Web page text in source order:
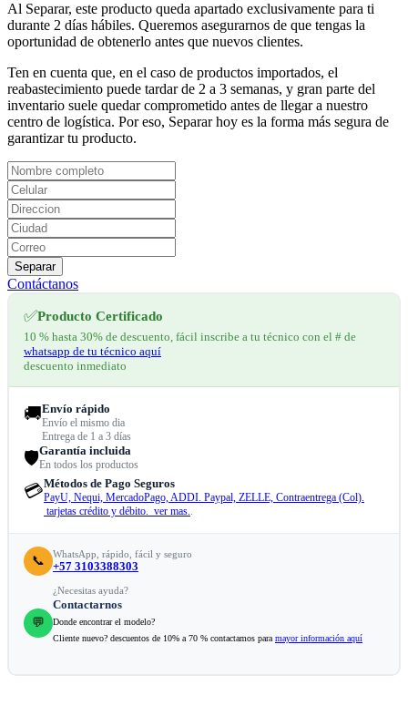
Al Separar, este producto queda apartado exclusivamente para ti
durante 2 días hábiles. Queremos asegurarnos de que tengas la
oportunidad de obtenerlo antes que nuevos clientes.
Ten en cuenta que, en el caso de productos importados, el
reabastecimiento puede tardar de 2 a 3 semanas, y gran parte del
inventario suele quedar comprometido antes de llegar a nuestro
centro de logística. Por eso, Separar hoy es la forma más segura de
garantizar tu producto.
Separar
Contáctanos
✅Producto Certificado
10 % hasta 30% de descuento, fácil inscribe a tu técnico con el # de
whatsapp de tu técnico aquí
descuento inmediato
🚚Envío rápido
Envío el mismo dia
Entrega de 1 a 3 días
🛡️Garantía incluida
En todos los productos
💳Métodos de Pago Seguros
PayU, Nequi, MercadoPago, ADDI. Paypal, ZELLE, Contraentrega (Col).
tarjetas crédito y débito. ver mas..
📞 WhatsApp, rápido, fácil y seguro
+57 3103388303
💬
¿Necesitas ayuda?
Contactarnos
Donde encontrar el modelo?
Cliente nuevo? descuentos de 10% a 70 % contactamos para mayor información aquí